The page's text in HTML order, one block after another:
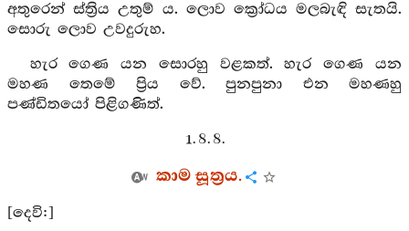
අතුරෙන් ස්ත්‍රිය උතුම් ය. ලොව ක්‍රෝධය මලබැඳි සැතයි.
සොරු ලොව උවදුරුහ.
හැර ගෙණ යන සොරහු වළකත්. හැර ගෙණ යන
මහණ තෙමේ ප්‍රිය වේ. පුනපුනා එන මහණහු
පණ්ඩිතයෝ පිළිගණිත්.
1. 8. 8.
කාම සූත්‍රය.
[දෙවි:]